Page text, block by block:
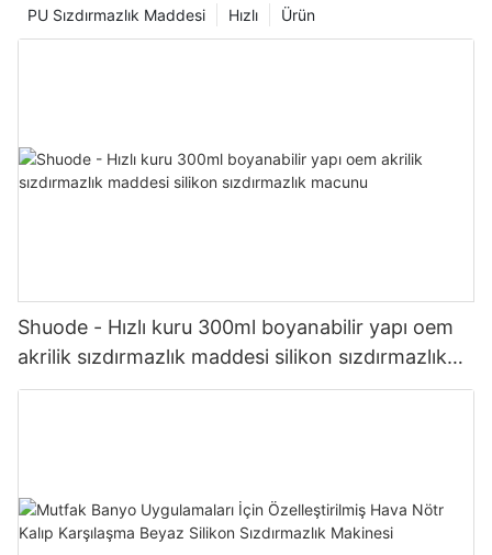
Ürün
Hızlı
PU Sızdırmazlık Maddesi
Shuode - Hızlı kuru 300ml boyanabilir yapı oem
akrilik sızdırmazlık maddesi silikon sızdırmazlık
macunu